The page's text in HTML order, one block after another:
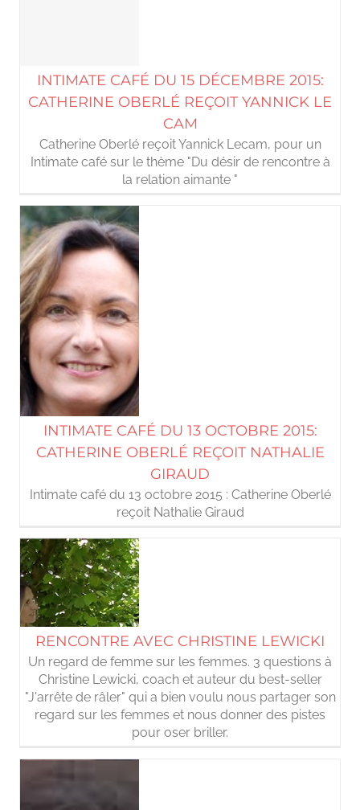
INTIMATE CAFÉ DU 15 DÉCEMBRE 2015:
CATHERINE OBERLÉ REÇOIT YANNICK LE
CAM
Catherine Oberlé reçoit Yannick Lecam, pour un
Intimate café sur le thème "Du désir de rencontre à
la relation aimante "
INTIMATE CAFÉ DU 13 OCTOBRE 2015:
CATHERINE OBERLÉ REÇOIT NATHALIE
GIRAUD
Intimate café du 13 octobre 2015 : Catherine Oberlé
reçoit Nathalie Giraud
RENCONTRE AVEC CHRISTINE LEWICKI
Un regard de femme sur les femmes. 3 questions à
Christine Lewicki, coach et auteur du best-seller
"J'arrête de râler" qui a bien voulu nous partager son
regard sur les femmes et nous donner des pistes
pour oser briller.